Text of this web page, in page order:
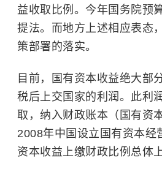
益收取比例。今年国务院预
提法。而地方上述相应表态
策部署的落实。
目前，国有资本收益绝大部
税后上交国家的利润。此利
取，纳入财政账本（国有资
2008年中国设立国有资本经
资本收益上缴财政比例总体